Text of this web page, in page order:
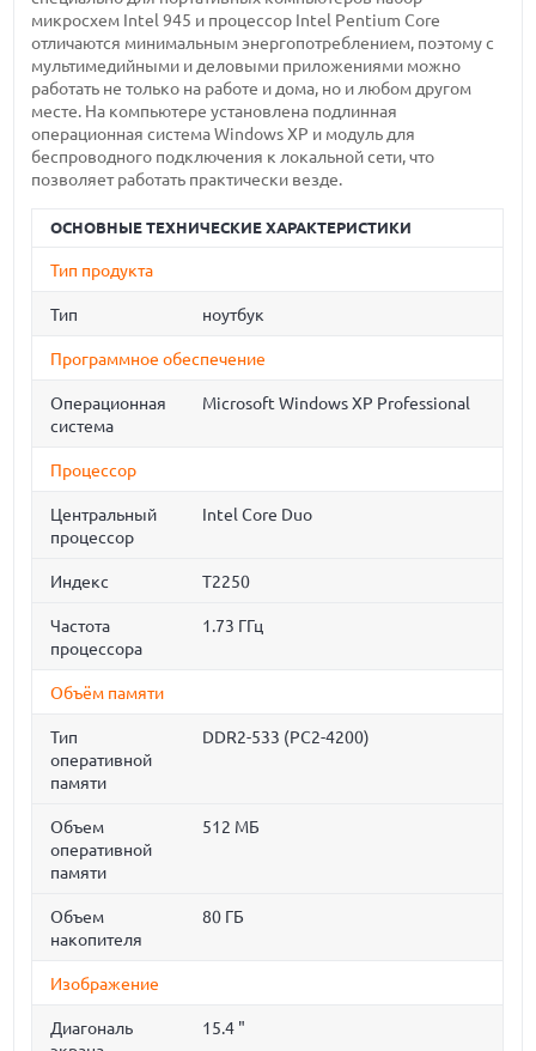
микросхем Intel 945 и процессор Intel Pentium Core
отличаются минимальным энергопотреблением, поэтому с
мультимедийными и деловыми приложениями можно
работать не только на работе и дома, но и любом другом
месте. На компьютере установлена подлинная
операционная система Windows XP и модуль для
беспроводного подключения к локальной сети, что
позволяет работать практически везде.
ОСНОВНЫЕ ТЕХНИЧЕСКИЕ ХАРАКТЕРИСТИКИ
Тип продукта
Тип ноутбук
Программное обеспечение
Операционная
система
Microsoft Windows XP Professional
Процессор
Центральный
процессор
Intel Core Duo
Индекс T2250
Частота
процессора
1.73 ГГц
Объём памяти
Тип
оперативной
памяти
DDR2-533 (PC2-4200)
Объем
оперативной
памяти
512 МБ
Объем
накопителя
80 ГБ
Изображение
Диагональ
15.4 "